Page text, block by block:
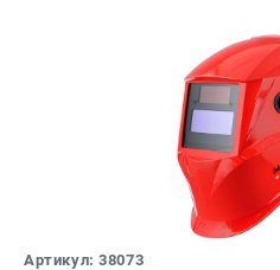
Юридическая информация
Пользовательское соглашение
Артикул: 38073